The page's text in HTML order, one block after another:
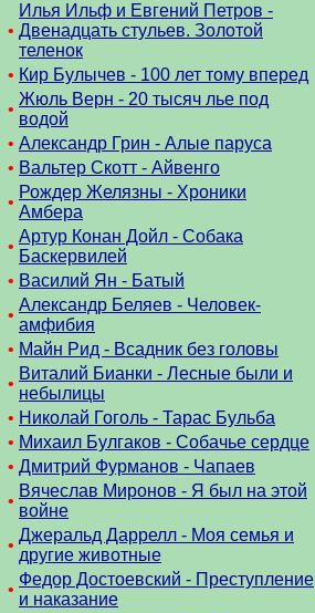
•
Илья Ильф и Евгений Петров -
Двенадцать стульев. Золотой
теленок
• Кир Булычев - 100 лет тому вперед
•
Жюль Верн - 20 тысяч лье под
водой
• Александр Грин - Алые паруса
• Вальтер Скотт - Айвенго
•
Рождер Желязны - Хроники
Амбера
•
Артур Конан Дойл - Собака
Баскервилей
• Василий Ян - Батый
•
Александр Беляев - Человек-
амфибия
• Майн Рид - Всадник без головы
•
Виталий Бианки - Лесные были и
небылицы
• Николай Гоголь - Тарас Бульба
• Михаил Булгаков - Собачье сердце
• Дмитрий Фурманов - Чапаев
•
Вячеслав Миронов - Я был на этой
войне
•
Джеральд Даррелл - Моя семья и
другие животные
•
Федор Достоевский - Преступление
и наказание